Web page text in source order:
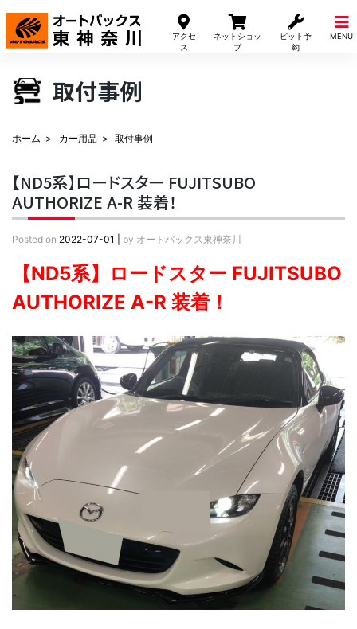
アクセ
ス
ネットショッ
プ
ピット予
約
MENU
Skip
content
取付事例
ホーム カー用品 取付事例
【ND5系】ロードスター FUJITSUBO
AUTHORIZE A-R 装着！
Posted on 2022-07-01 by オートバックス東神奈川
【ND5系】ロードスター FUJITSUBO
AUTHORIZE A-R 装着！